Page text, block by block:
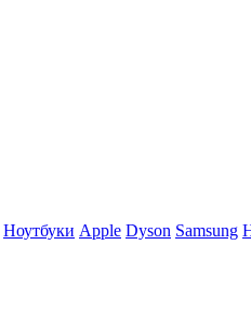
Ноутбуки Apple Dyson Samsung